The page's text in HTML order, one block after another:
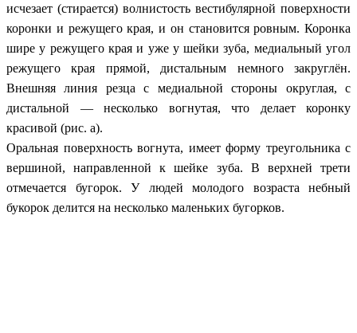
исчезает (стирается) волнистость вестибулярной поверхности
коронки и режущего края, и он становится ровным. Коронка
шире у режущего края и уже у шейки зуба, медиальный угол
режущего края прямой, дистальным немного закруглён.
Внешняя линия резца с медиальной стороны округлая, с
дистальной — несколько вогнутая, что делает коронку
красивой (рис. а).
Оральная поверхность вогнута, имеет форму треугольника с
вершиной, направленной к шейке зуба. В верхней трети
отмечается бугорок. У людей молодого возраста небный
букорок делится на несколько маленьких бугорков.